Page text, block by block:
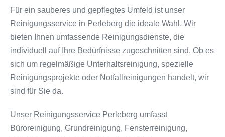
Für ein sauberes und gepflegtes Umfeld ist unser
Reinigungsservice in Perleberg die ideale Wahl. Wir
bieten Ihnen umfassende Reinigungsdienste, die
individuell auf Ihre Bedürfnisse zugeschnitten sind. Ob es
sich um regelmäßige Unterhaltsreinigung, spezielle
Reinigungsprojekte oder Notfallreinigungen handelt, wir
sind für Sie da.
Unser Reinigungsservice Perleberg umfasst
Büroreinigung, Grundreinigung, Fensterreinigung,